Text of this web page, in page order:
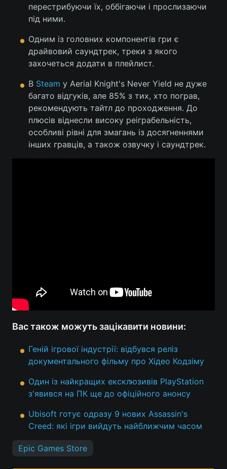
Екологія Регіони
Відео з Youtube Статті
Інтерв'ю Думки
Архів Вакансії
Контакти
перестрибуючи їх, оббігаючи і прослизаючи
під ними.
Одним із головних компонентів гри є
драйвовий саундтрек, треки з якого
захочеться додати в плейлист.
В Steam у Aerial Knight's Never Yield не дуже
багато відгуків, але 85% з тих, хто пограв,
рекомендують тайтл до проходження. До
плюсів віднесли високу реіграбельність,
особливі рівні для змагань із досягненнями
інших гравців, а також озвучку і саундтрек.
Вас також можуть зацікавити новини:
Геній ігрової індустрії: відбувся реліз
документального фільму про Хідео Кодзіму
Один із найкращих ексклюзивів PlayStation
з'явився на ПК ще до офіційного анонсу
Ubisoft готує одразу 9 нових Assassin's
Creed: які ігри вийдуть найближчим часом
Epic Games Store